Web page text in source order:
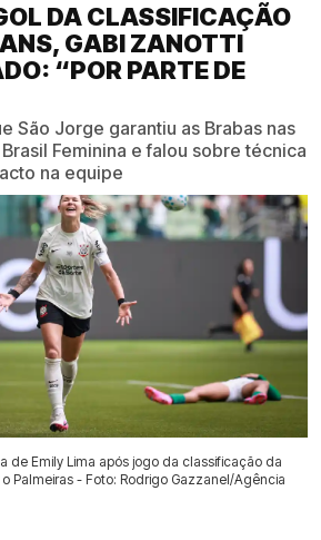
DA CLASSIFICAÇÃO
GABI ZANOTTI
“POR PARTE DE
São Jorge garantiu as Brabas nas
Feminina e falou sobre técnica
na equipe
de Emily Lima após jogo da classificação da
Palmeiras - Foto: Rodrigo Gazzanel/Agência